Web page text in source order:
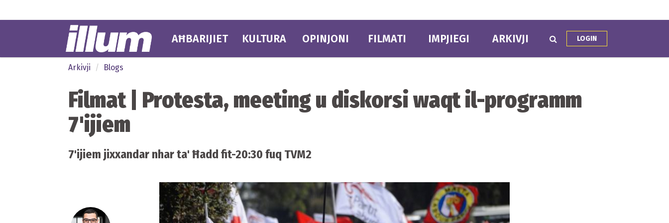
AĦBARIJIET KULTURA OPINJONI FILMATI IMPJIEGI ARKIVJI LOGIN
Arkivji Blogs
Filmat | Protesta, meeting u diskorsi waqt il-programm
7'ijiem
7'ijiem jixxandar nhar ta' Ħadd fit-20:30 fuq TVM2